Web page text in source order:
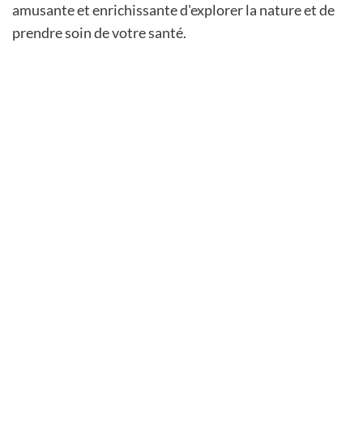
amusante et enrichissante d'explorer la nature et de
prendre soin de votre santé.